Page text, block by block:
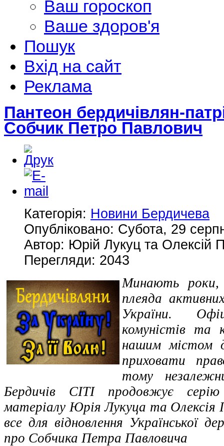
Ваш гороскоп
Ваше здоров'я
Пошук
Вхід на сайт
Реклама
Пантеон бердичівлян-
Собчик Петро Павлович
Категорія: Новини Бердичева
Опубліковано: Субота, 29
Автор: Юрій Лукуц та Олексій
Перегляди: 2043
Минають роки,
плеяда
України.
комуністів та
нашим містом
приховати
тому
Бердичів СІТІ продовжує серію
матеріалу Юрія Лукуца та
все для відновлення Української
про Собчика Петра Павловича